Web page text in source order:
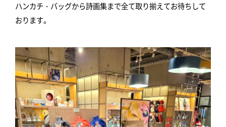
ハンカチ・バッグから詩画集まで全て取り揃えてお待ちして
おります。